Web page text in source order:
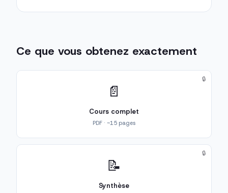
Ce que vous obtenez exactement
📄
Cours complet
PDF · ~15 pages
🔒
📝
Synthèse
🔒